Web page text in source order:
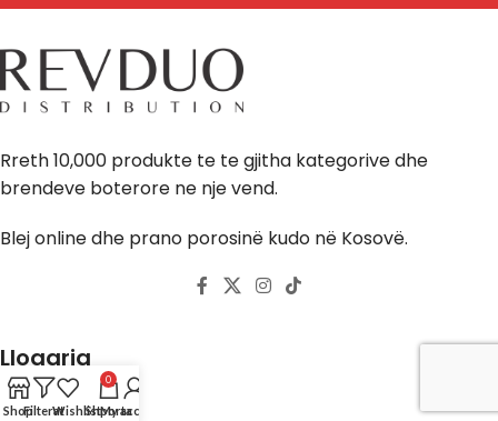
Rreth 10,000 produkte te te gjitha kategorive dhe
brendeve boterore ne nje vend.
Blej online dhe prano porosinë kudo në Kosovë.
Llogaria
ShopFilteratWishlist
0
Shporta
My account